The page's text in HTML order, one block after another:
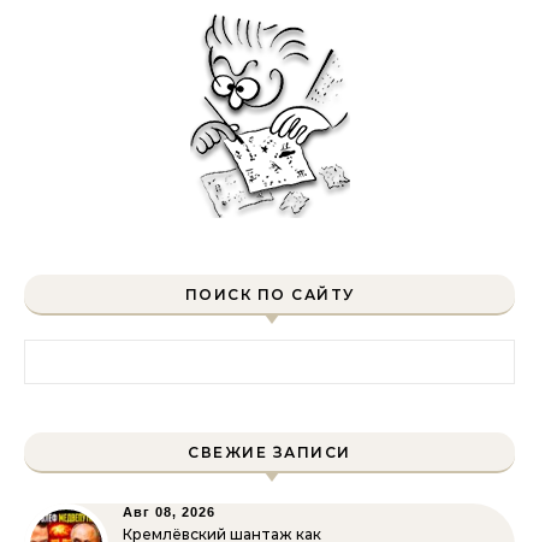
ПОИСК ПО САЙТУ
СВЕЖИЕ ЗАПИСИ
Авг 08, 2026
Кремлёвский шантаж как